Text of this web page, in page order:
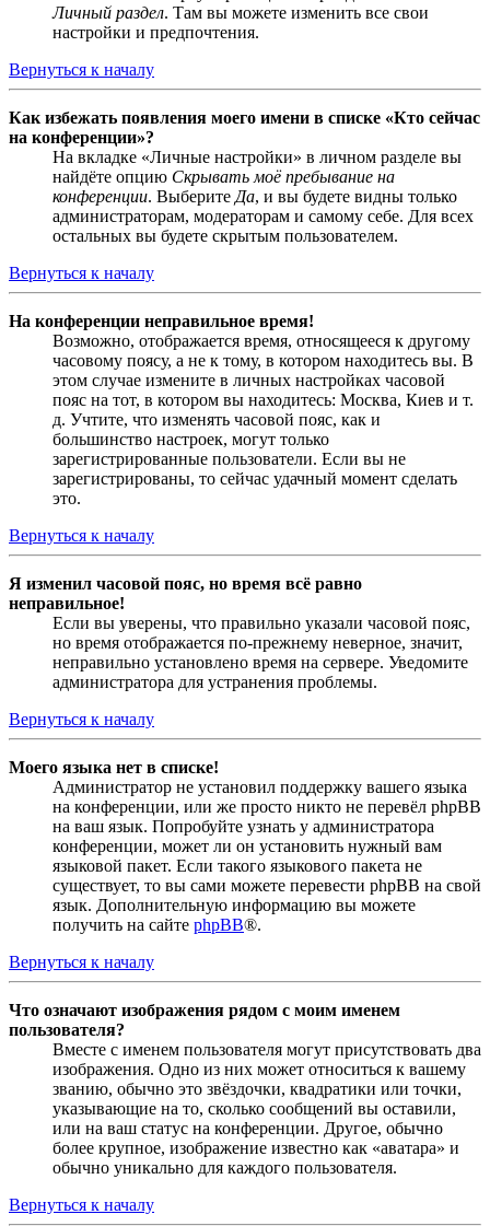
Личный раздел. Там вы можете изменить все свои
настройки и предпочтения.
Вернуться к началу
Как избежать появления моего имени в списке «Кто сейчас
на конференции»?
На вкладке «Личные настройки» в личном разделе вы
найдёте опцию Скрывать моё пребывание на
конференции. Выберите Да, и вы будете видны только
администраторам, модераторам и самому себе. Для всех
остальных вы будете скрытым пользователем.
Вернуться к началу
На конференции неправильное время!
Возможно, отображается время, относящееся к другому
часовому поясу, а не к тому, в котором находитесь вы. В
этом случае измените в личных настройках часовой
пояс на тот, в котором вы находитесь: Москва, Киев и т.
д. Учтите, что изменять часовой пояс, как и
большинство настроек, могут только
зарегистрированные пользователи. Если вы не
зарегистрированы, то сейчас удачный момент сделать
это.
Вернуться к началу
Я изменил часовой пояс, но время всё равно
неправильное!
Если вы уверены, что правильно указали часовой пояс,
но время отображается по-прежнему неверное, значит,
неправильно установлено время на сервере. Уведомите
администратора для устранения проблемы.
Вернуться к началу
Моего языка нет в списке!
Администратор не установил поддержку вашего языка
на конференции, или же просто никто не перевёл phpBB
на ваш язык. Попробуйте узнать у администратора
конференции, может ли он установить нужный вам
языковой пакет. Если такого языкового пакета не
существует, то вы сами можете перевести phpBB на свой
язык. Дополнительную информацию вы можете
получить на сайте phpBB®.
Вернуться к началу
Что означают изображения рядом с моим именем
пользователя?
Вместе с именем пользователя могут присутствовать два
изображения. Одно из них может относиться к вашему
званию, обычно это звёздочки, квадратики или точки,
указывающие на то, сколько сообщений вы оставили,
или на ваш статус на конференции. Другое, обычно
более крупное, изображение известно как «аватара» и
обычно уникально для каждого пользователя.
Вернуться к началу